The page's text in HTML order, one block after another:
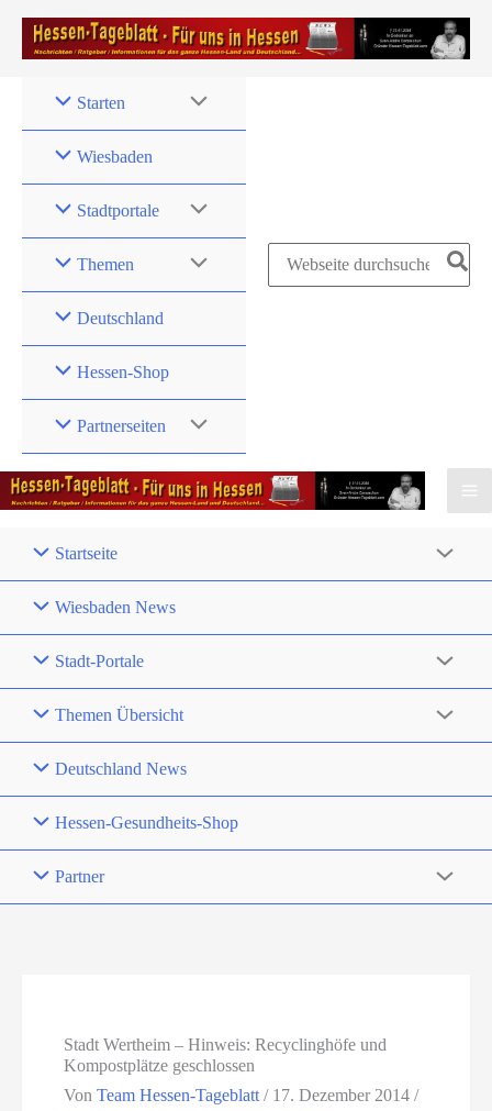
Zum
Inhalt
Starten
Wiesbaden
Stadtportale
Themen
Deutschland
Hessen-Shop
Partnerseiten
Search
Startseite
Wiesbaden News
Stadt-Portale
Themen Übersicht
Deutschland News
Hessen-Gesundheits-Shop
Partner
Stadt Wertheim – Hinweis: Recyclinghöfe und
Kompostplätze geschlossen
VonTeam Hessen-Tageblatt/ 17. Dezember 2014/